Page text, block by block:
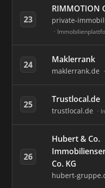
23
RIMMOTION
private-
24 Maklerrank
maklerrank.de
25 Trustlocal.de
trustlocal.de
26
Hubert & Co.
Co. KG
hubert-